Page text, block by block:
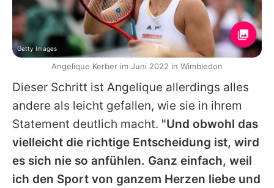
Dieser Schritt ist Angelique allerdings alles
andere als leicht gefallen, wie sie in ihrem
Statement deutlich macht. "Und obwohl das
vielleicht die richtige Entscheidung ist, wird
es sich nie so anfühlen. Ganz einfach, weil
ich den Sport von ganzem Herzen liebe und
Getty Images
Angelique Kerber im Juni 2022 in Wimbledon